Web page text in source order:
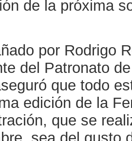
de la próxima
por Rodrigo
del Patronato
que todo
edición de la
que se